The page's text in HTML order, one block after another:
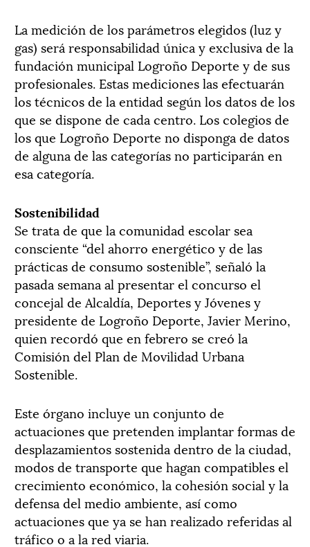
La medición de los parámetros elegidos (luz y
gas) será responsabilidad única y exclusiva de la
fundación municipal Logroño Deporte y de sus
profesionales. Estas mediciones las efectuarán
los técnicos de la entidad según los datos de los
que se dispone de cada centro. Los colegios de
los que Logroño Deporte no disponga de datos
de alguna de las categorías no participarán en
esa categoría.
Sostenibilidad
Se trata de que la comunidad escolar sea
consciente “del ahorro energético y de las
prácticas de consumo sostenible”, señaló la
pasada semana al presentar el concurso el
concejal de Alcaldía, Deportes y Jóvenes y
presidente de Logroño Deporte, Javier Merino,
quien recordó que en febrero se creó la
Comisión del Plan de Movilidad Urbana
Sostenible.
Este órgano incluye un conjunto de
actuaciones que pretenden implantar formas de
desplazamientos sostenida dentro de la ciudad,
modos de transporte que hagan compatibles el
crecimiento económico, la cohesión social y la
defensa del medio ambiente, así como
actuaciones que ya se han realizado referidas al
tráfico o a la red viaria.